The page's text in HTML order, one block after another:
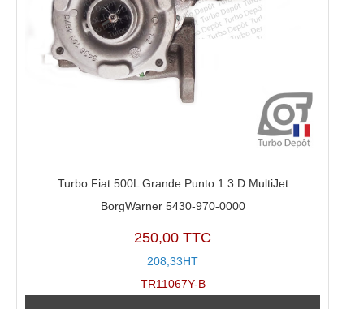
Turbo Fiat 500L Grande Punto 1.3 D MultiJet
BorgWarner 5430-970-0000
250,00 TTC
208,33HT
TR11067Y-B